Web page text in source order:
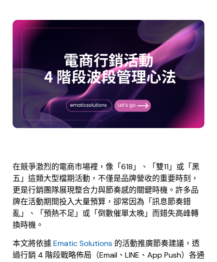
在競爭激烈的電商市場裡，像「618」、「雙11」或「黑
五」這類大型檔期活動，不僅是品牌營收的重要時刻，
更是行銷團隊展現整合力與節奏感的關鍵時機。 許多品
牌在活動期間投入大量預算，卻常因為「訊息節奏錯
亂」、「預熱不足」或「倒數催單太晚」而錯失高峰轉
換時機。
本文將依據Ematic Solutions 的活動推廣節奏建議，透
過行銷 4 階段戰略佈局（Email、LINE、App Push）各通